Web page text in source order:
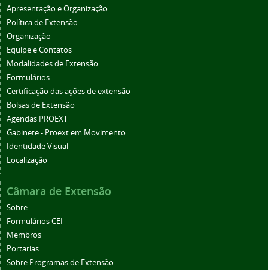
Apresentação e Organização
Política de Extensão
Organização
Equipe e Contatos
Modalidades de Extensão
Formulários
Certificação das ações de extensão
Bolsas de Extensão
Agendas PROEXT
Gabinete - Proext em Movimento
Identidade Visual
Localização
Câmara de Extensão
Sobre
Formulários CEI
Membros
Portarias
Sobre Programas de Extensão